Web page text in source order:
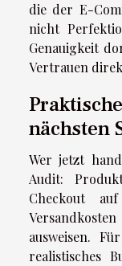
die der E-
nicht
Genauigkeit
Vertrauen
nächsten
Wer jetzt
Audit:
Checkout
ausweisen.
realistisches